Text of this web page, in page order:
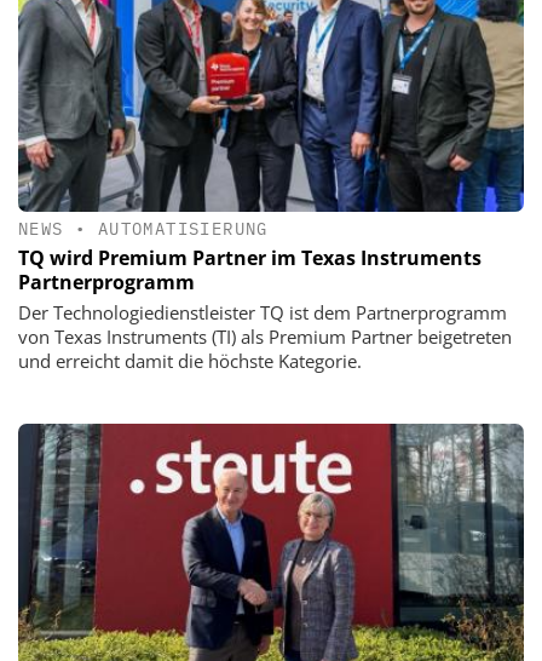
NEWS • AUTOMATISIERUNG
TQ wird Premium Partner im Texas Instruments
Partnerprogramm
Der Technologiedienstleister TQ ist dem Partnerprogramm
von Texas Instruments (TI) als Premium Partner beigetreten
und erreicht damit die höchste Kategorie.